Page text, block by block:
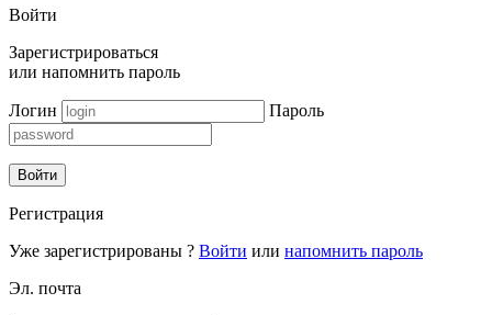
Войти
Зарегистрироваться
или напомнить пароль
Логин Пароль
Войти
Регистрация
Уже зарегистрированы ? Войти или напомнить пароль
Эл. почта